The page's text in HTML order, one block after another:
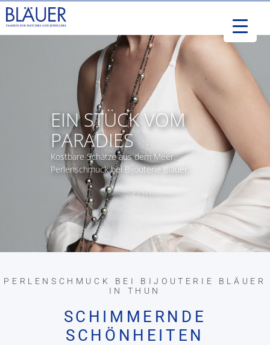
EIN STÜCK VOM
PARADIES
Kostbare Schätze aus dem Meer.
Perlenschmuck bei Bijouterie Bläuer.
PERLENSCHMUCK BEI BIJOUTERIE BLÄUER
IN THUN
SCHIMMERNDE
SCHÖNHEITEN